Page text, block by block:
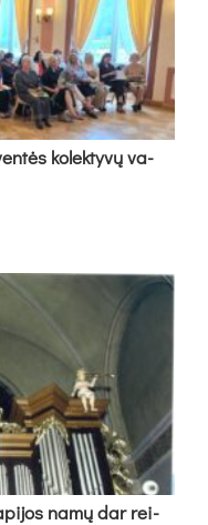
ko­lek­ty­vų va­
na­mų dar rei­